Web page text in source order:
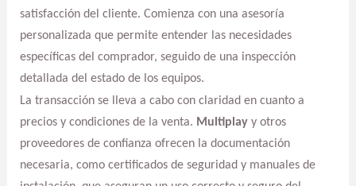
satisfacción del cliente. Comienza con una asesoría
personalizada que permite entender las necesidades
específicas del comprador, seguido de una inspección
detallada del estado de los equipos.
La transacción se lleva a cabo con claridad en cuanto a
precios y condiciones de la venta. Multiplayy otros
proveedores de confianza ofrecen la documentación
necesaria, como certificados de seguridad y manuales de